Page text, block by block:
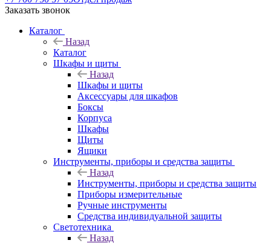
Заказать звонок
Каталог
Назад
Каталог
Шкафы и щиты
Назад
Шкафы и щиты
Аксессуары для шкафов
Боксы
Корпуса
Шкафы
Щиты
Ящики
Инструменты, приборы и средства защиты
Назад
Инструменты, приборы и средства защиты
Приборы измерительные
Ручные инструменты
Средства индивидуальной защиты
Светотехника
Назад